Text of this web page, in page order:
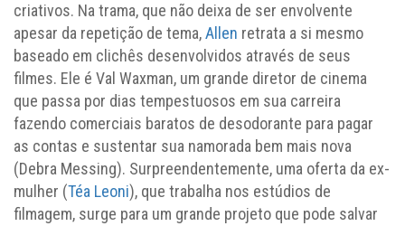
criativos. Na trama, que não deixa de ser envolvente
apesar da repetição de tema,Allen retrata a si mesmo
baseado em clichês desenvolvidos através de seus
filmes. Ele é Val Waxman, um grande diretor de cinema
que passa por dias tempestuosos em sua carreira
fazendo comerciais baratos de desodorante para pagar
as contas e sustentar sua namorada bem mais nova
(Debra Messing). Surpreendentemente, uma oferta da ex-
mulher (Téa Leoni), que trabalha nos estúdios de
filmagem, surge para um grande projeto que pode salvar